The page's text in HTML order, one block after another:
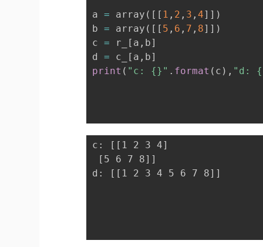
a = array ( [ [ 1 , 2 , 3 ,4] ] )
b = array ( [ [ 5 , 6 , 7 , 8] ] )
c = r_ [ a , b]
d = c_ [ a , b]
print ( "c: {}" . format ( c ) , "d:
c: [[1 2 3 4]
[5 6 7 8]]
d: [[1 2 3 4 5 6 7 8]]